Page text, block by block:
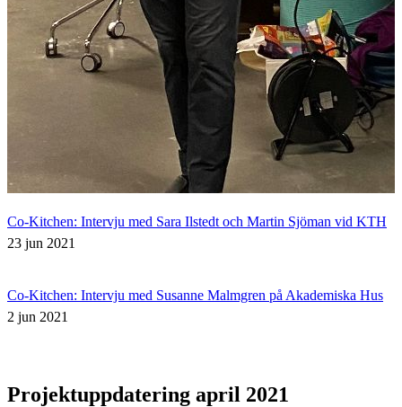
Co-Kitchen: Intervju med Sara Ilstedt och Martin Sjöman vid KTH
23 jun 2021
Co-Kitchen: Intervju med Susanne Malmgren på Akademiska Hus
2 jun 2021
Projektuppdatering april 2021